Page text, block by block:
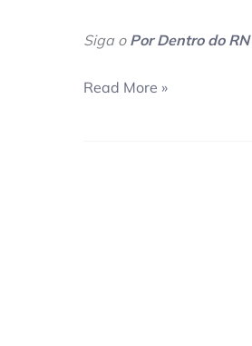
Siga o Por Dentro do RN
Read More »